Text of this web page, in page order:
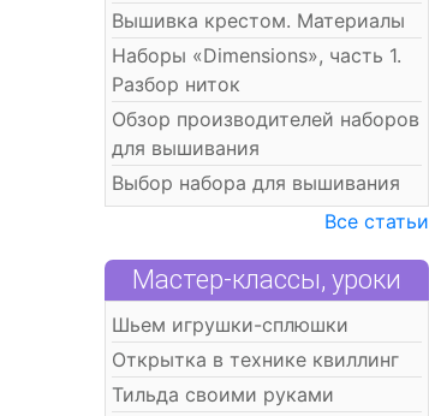
Вышивка крестом. Материалы
Наборы «Dimensions», часть 1.
Разбор ниток
Обзор производителей наборов
для вышивания
Выбор набора для вышивания
Все статьи
Мастер-классы, уроки
Шьем игрушки-сплюшки
Открытка в технике квиллинг
Тильда своими руками